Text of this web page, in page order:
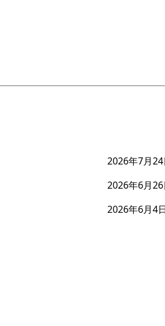
2026年7月24
2026年6月26
2026年6月4